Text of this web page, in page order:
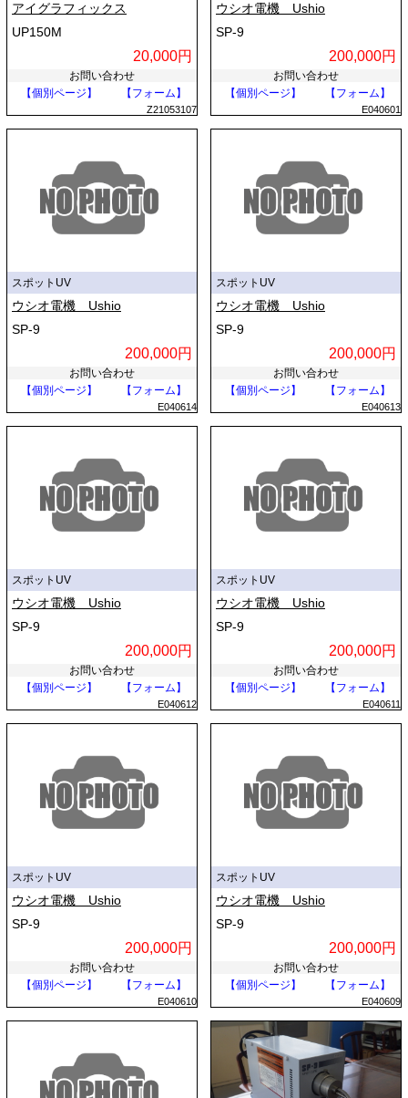
アイグラフィックス
UP150M
20,000円
お問い合わせ
【個別ページ】
【フォーム】
Z21053107
ウシオ電機 Ushio
SP-9
200,000円
お問い合わせ
【個別ページ】
【フォーム】
E040601
スポットUV
ウシオ電機 Ushio
SP-9
200,000円
お問い合わせ
【個別ページ】
【フォーム】
E040614
スポットUV
ウシオ電機 Ushio
SP-9
200,000円
お問い合わせ
【個別ページ】
【フォーム】
E040613
スポットUV
ウシオ電機 Ushio
SP-9
200,000円
お問い合わせ
【個別ページ】
【フォーム】
E040612
スポットUV
ウシオ電機 Ushio
SP-9
200,000円
お問い合わせ
【個別ページ】
【フォーム】
E040611
スポットUV
ウシオ電機 Ushio
SP-9
200,000円
お問い合わせ
【個別ページ】
【フォーム】
E040610
スポットUV
ウシオ電機 Ushio
SP-9
200,000円
お問い合わせ
【個別ページ】
【フォーム】
E040609